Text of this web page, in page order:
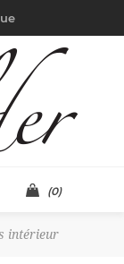
(0)
intérieur